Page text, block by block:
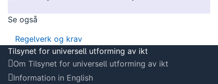
Se også
Regelverk og krav
Tilsynet for universell utforming av ikt
Om Tilsynet for universell utforming av ikt
Information in English